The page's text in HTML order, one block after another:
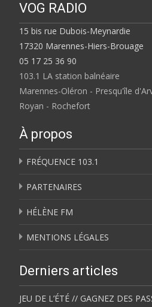
VOG RADIO
15 bis rue Dubois-Meynardie
17320 Marennes-Hiers-Brouage
05 17 25 36 90
103.1 LA station balnéaire
Marennes-Oléron - Presqu'île
Royan - Rochefort
À propos
FRÉQUENCE 103.1
PARTENAIRES
HÉLÈNE FM
MENTIONS LÉGALES
Derniers articles
JEU DE L’ÉTÉ // GAGNEZ DES